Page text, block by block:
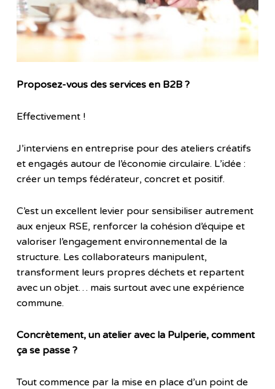
Proposez-vous des services en B2B ?
Effectivement !
J’interviens en entreprise pour des ateliers créatifs
et engagés autour de l’économie circulaire. L’idée :
créer un temps fédérateur, concret et positif.
C’est un excellent levier pour sensibiliser autrement
aux enjeux RSE, renforcer la cohésion d’équipe et
valoriser l’engagement environnemental de la
structure. Les collaborateurs manipulent,
transforment leurs propres déchets et repartent
avec un objet… mais surtout avec une expérience
commune.
Concrètement, un atelier avec la Pulperie, comment
ça se passe ?
Tout commence par la mise en place d’un point de